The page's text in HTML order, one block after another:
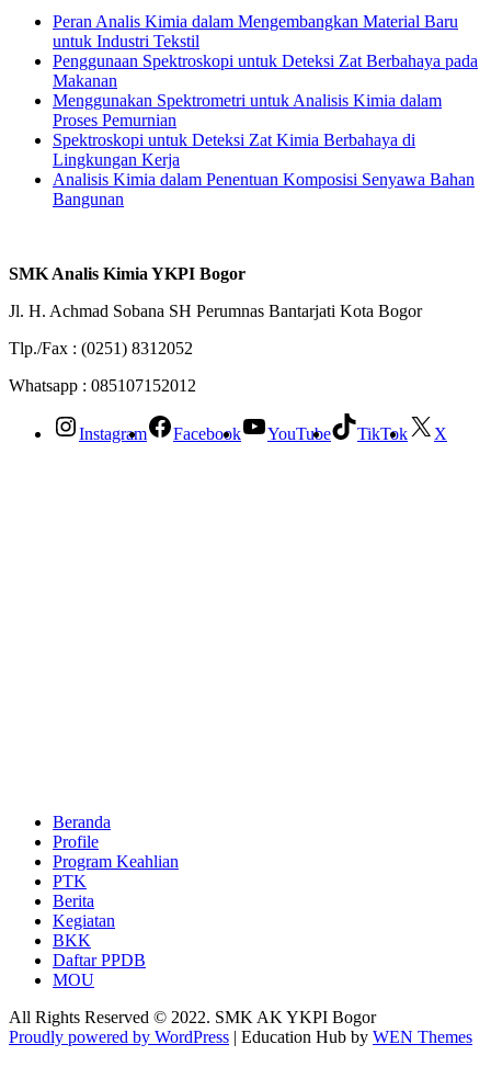
Peran Analis Kimia dalam Mengembangkan Material Baru
untuk Industri Tekstil
Penggunaan Spektroskopi untuk Deteksi Zat Berbahaya pada
Makanan
Menggunakan Spektrometri untuk Analisis Kimia dalam
Proses Pemurnian
Spektroskopi untuk Deteksi Zat Kimia Berbahaya di
Lingkungan Kerja
Analisis Kimia dalam Penentuan Komposisi Senyawa Bahan
Bangunan
SMK Analis Kimia YKPI Bogor
Jl. H. Achmad Sobana SH Perumnas Bantarjati Kota Bogor
Tlp./Fax : (0251) 8312052
Whatsapp : 085107152012
Instagram Facebook YouTube TikTok X
Beranda
Profile
Program Keahlian
PTK
Berita
Kegiatan
BKK
Daftar PPDB
MOU
All Rights Reserved © 2022. SMK AK YKPI Bogor
Proudly powered by WordPress | Education Hub by WEN Themes